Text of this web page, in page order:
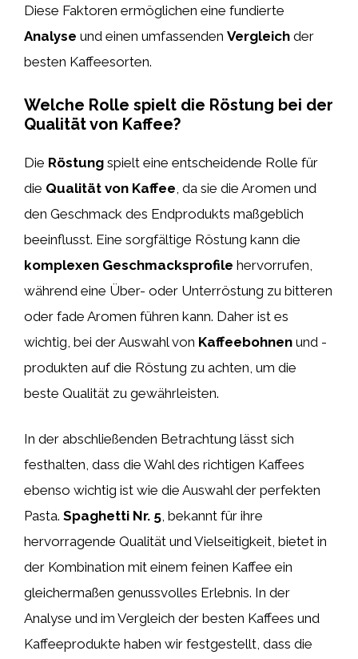
Diese Faktoren ermöglichen eine fundierte
Analyse und einen umfassenden Vergleich der
besten Kaffeesorten.
Welche Rolle spielt die Röstung bei der
Qualität von Kaffee?
Die Röstung spielt eine entscheidende Rolle für
die Qualität von Kaffee , da sie die Aromen und
den Geschmack des Endprodukts maßgeblich
beeinflusst. Eine sorgfältige Röstung kann die
komplexen Geschmacksprofile hervorrufen,
während eine Über- oder Unterröstung zu bitteren
oder fade Aromen führen kann. Daher ist es
wichtig, bei der Auswahl von Kaffeebohnen und -
produkten auf die Röstung zu achten, um die
beste Qualität zu gewährleisten.
In der abschließenden Betrachtung lässt sich
festhalten, dass die Wahl des richtigen Kaffees
ebenso wichtig ist wie die Auswahl der perfekten
Pasta. Spaghetti Nr. 5, bekannt für ihre
hervorragende Qualität und Vielseitigkeit, bietet in
der Kombination mit einem feinen Kaffee ein
gleichermaßen genussvolles Erlebnis. In der
Analyse und im Vergleich der besten Kaffees und
Kaffeeprodukte haben wir festgestellt, dass die